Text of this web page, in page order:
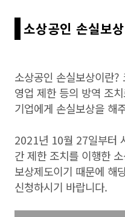
소상공인 손실보상
소상공인 손실보상이란
영업 제한 등의 방역 조
기업에게 손실보상을 해
2021년 10월 27일부터
간 제한 조치를 이행한
보상제도이기 때문에 해
신청하시기 바랍니다.